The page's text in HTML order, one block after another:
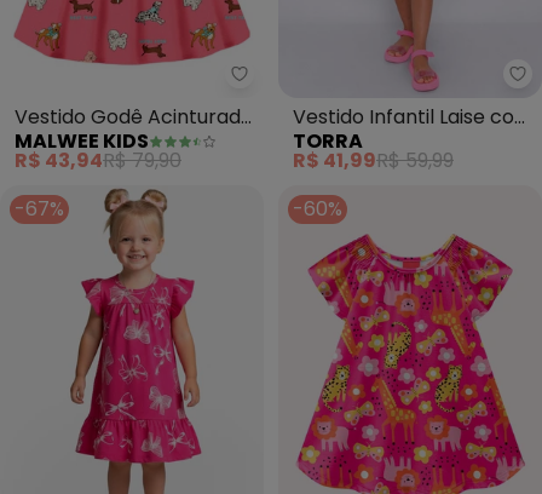
Malwee Kids - Vestido Godê
Vestido Godê Acinturado
Estampado (Coral)
MALWEE KIDS
R$ 43,94R$ 79,90
Vestido Infantil Laise com
Brinde Bolsinha (Rosa)
TORRA
R$ 41,99R$ 59,99
-67%
-60%